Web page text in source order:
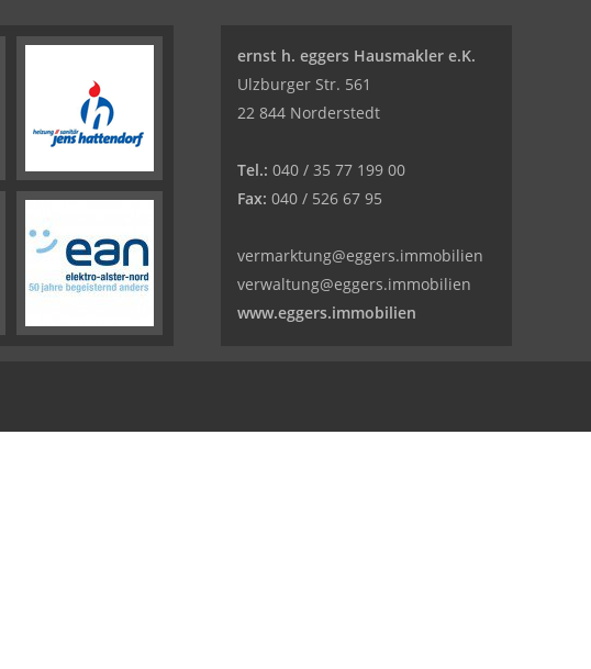
ernst h. eggers Hausmakler e.K.
Ulzburger Str. 561
22 844 Norderstedt
Tel.: 040 / 35 77 199 00
Fax: 040 / 526 67 95
vermarktung@eggers.immobilien
verwaltung@eggers.immobilien
www.eggers.immobilien